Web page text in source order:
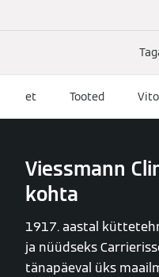
et Tooted
Viessmann
kohta
1917. aastal
ja nüüdseks
tänapäeval üks